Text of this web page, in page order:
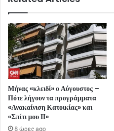
Μήνας «κλειδί» ο Αύγουστος –
Πότε λήγουν τα προγράμματα
«Ανακαίνιση Κατοικίας» και
«Σπίτι μου ΙΙ»
8 ώρες ago